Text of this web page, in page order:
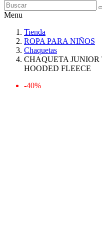
Menu
Tienda
ROPA PARA NIÑOS
Chaquetas
CHAQUETA
HOODED FLEECE
-40%